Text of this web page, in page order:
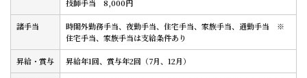
技師手当 8,000円
諸手当
時間外勤務手当、夜勤手当、住宅手当、家族手当、通勤手当 ※
住宅手当、家族手当は支給条件あり
昇給・賞与 昇給年1回、賞与年2回（7月、12月）